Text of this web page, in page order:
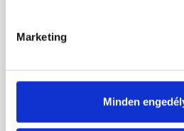
Marketing
Minden
461 000 Ft